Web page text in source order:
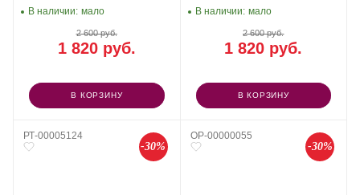
1 820 руб.
2 600 руб.
В наличии: мало
В КОРЗИНУ
1 820 руб.
2 600 руб.
В наличии: мало
В КОРЗИНУ
РТ-00005124
-30%
OP-00000055
-30%